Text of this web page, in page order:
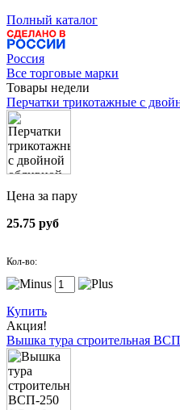
Полный каталог
Россия
Все торговые марки
Товары недели
Перчатки трикотажные с
Цена за пару
25.75 руб
Кол-во:
Купить
Акция!
Вышка тура строительная